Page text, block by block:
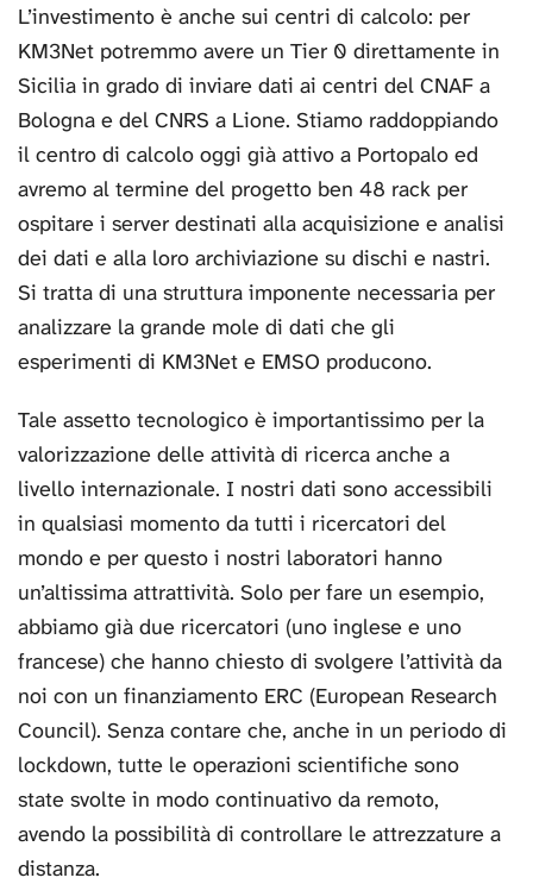
L’investimento è anche sui centri di calcolo: per
KM3Net potremmo avere un Tier 0 direttamente in
Sicilia in grado di inviare dati ai centri del CNAF a
Bologna e del CNRS a Lione. Stiamo raddoppiando
il centro di calcolo oggi già attivo a Portopalo ed
avremo al termine del progetto ben 48 rack per
ospitare i server destinati alla acquisizione e analisi
dei dati e alla loro archiviazione su dischi e nastri.
Si tratta di una struttura imponente necessaria per
analizzare la grande mole di dati che gli
esperimenti di KM3Net e EMSO producono.
Tale assetto tecnologico è importantissimo per la
valorizzazione delle attività di ricerca anche a
livello internazionale. I nostri dati sono accessibili
in qualsiasi momento da tutti i ricercatori del
mondo e per questo i nostri laboratori hanno
un’altissima attrattività. Solo per fare un esempio,
abbiamo già due ricercatori (uno inglese e uno
francese) che hanno chiesto di svolgere l’attività da
noi con un finanziamento ERC (European Research
Council). Senza contare che, anche in un periodo di
lockdown, tutte le operazioni scientifiche sono
state svolte in modo continuativo da remoto,
avendo la possibilità di controllare le attrezzature a
distanza.